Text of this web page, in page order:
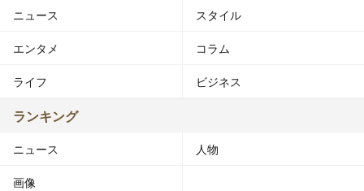
ニュース スタイル
エンタメ コラム
ライフ ビジネス
ランキング
ニュース 人物
画像